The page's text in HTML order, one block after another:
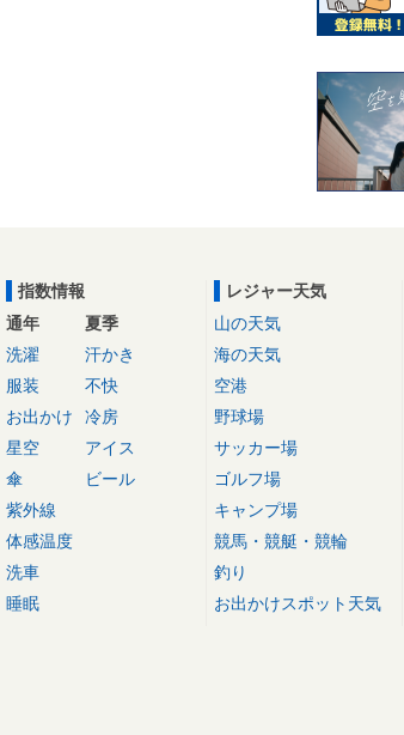
指数情報
通年
洗濯
服装
お出かけ
星空
傘
紫外線
体感温度
洗車
睡眠
夏季
汗かき
不快
冷房
アイス
ビール
レジャー天気
山の天気
海の天気
空港
野球場
サッカー場
ゴルフ場
キャンプ場
競馬・競艇・競輪
釣り
お出かけスポット天気